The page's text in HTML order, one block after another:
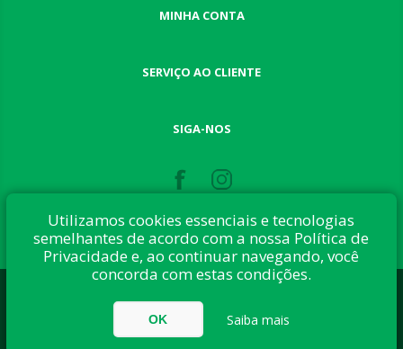
MINHA CONTA
SERVIÇO AO CLIENTE
SIGA-NOS
Desenvolvido com:nopCommerce
Direitos autorais © 2026 Button Shop. Todos direitos reservados.
Utilizamos cookies essenciais e tecnologias
semelhantes de acordo com a nossa Política de
Privacidade e, ao continuar navegando, você
concorda com estas condições.
OK Saiba mais